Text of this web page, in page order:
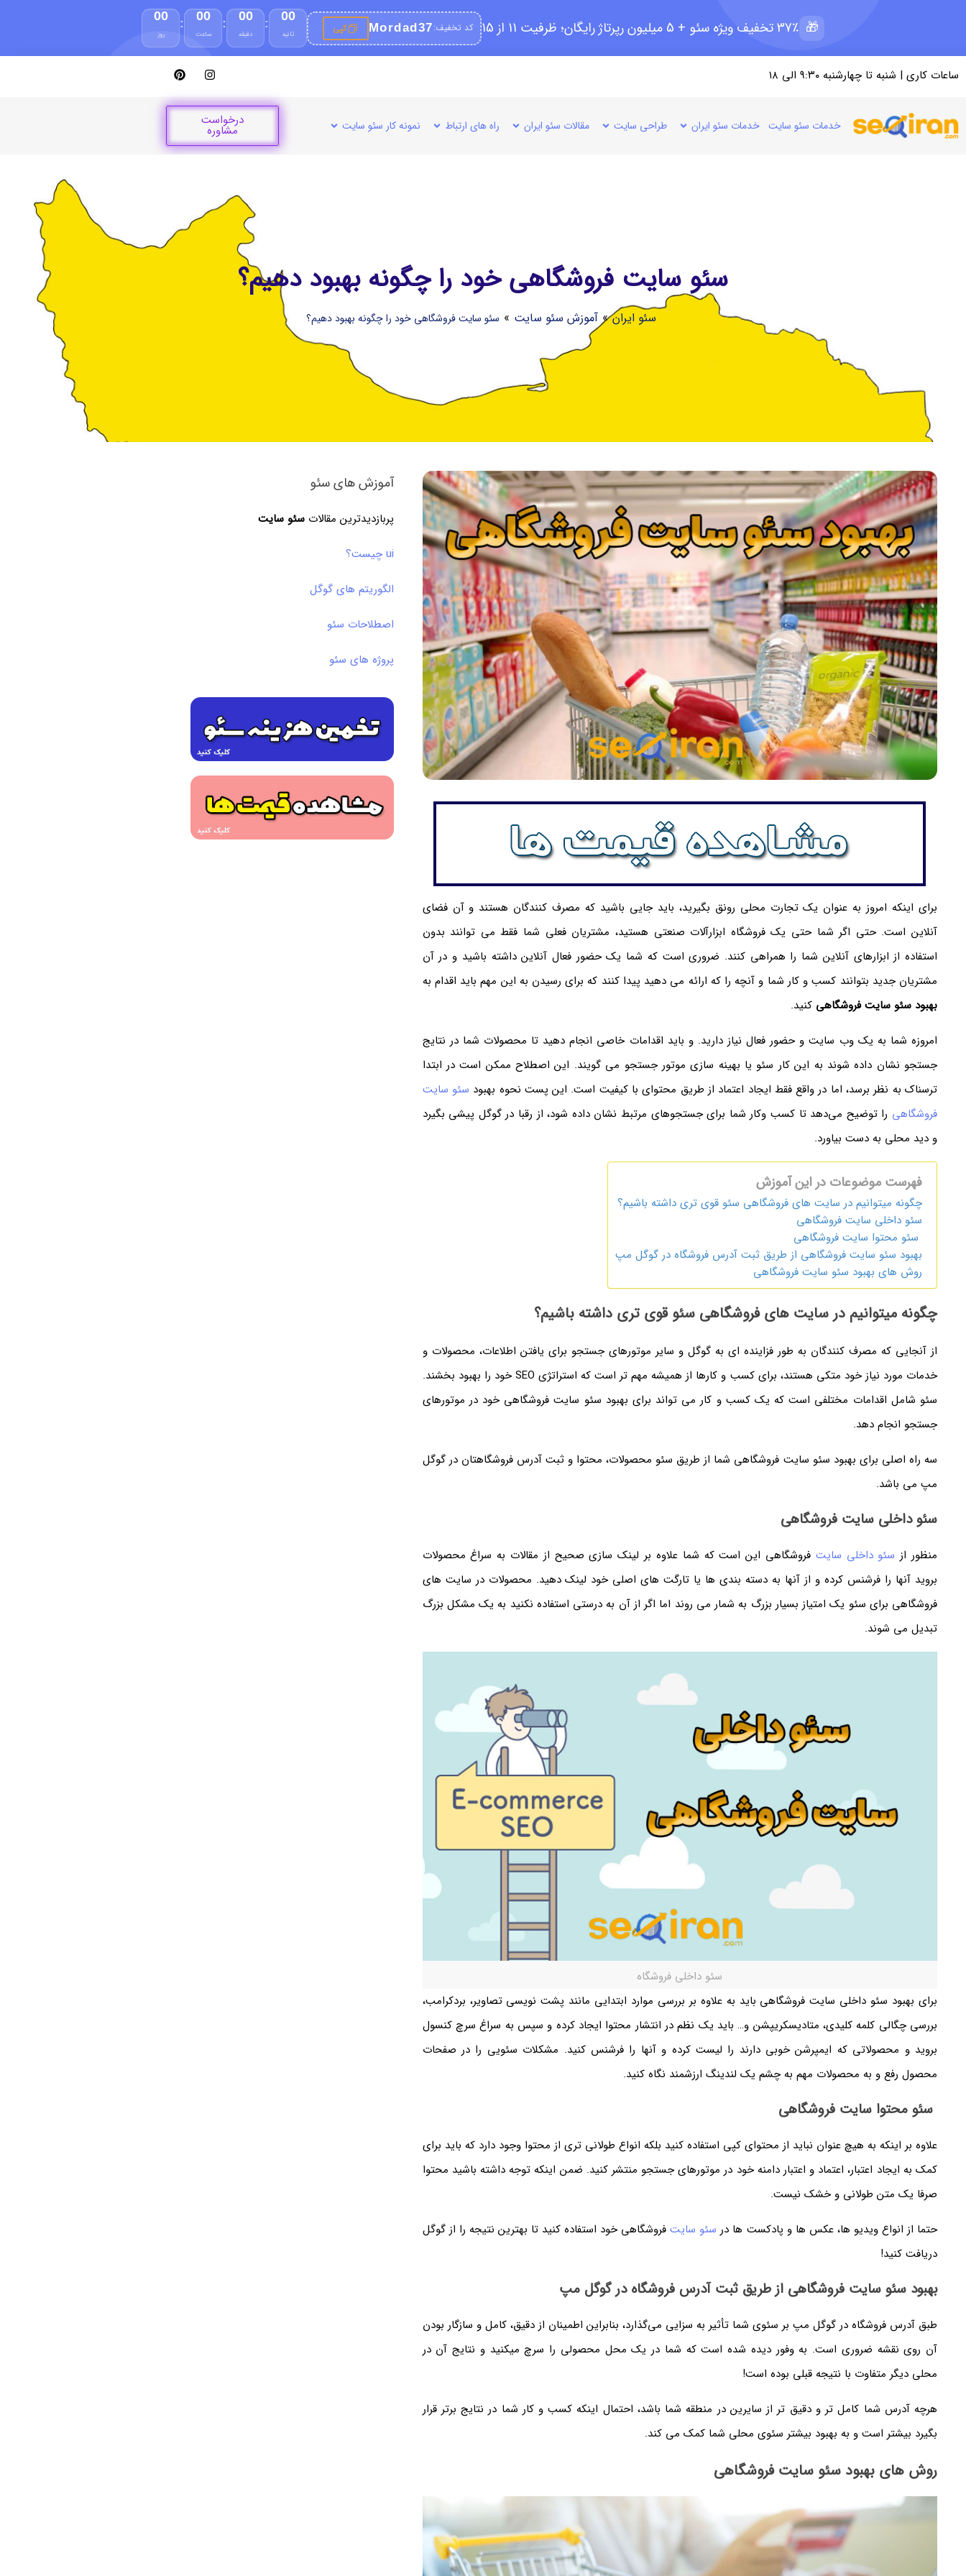
🎁 37٪ تخفیف ویژه سئو + 5 میلیون رپرتاژ رایگان؛ ظرفیت 11 از 15 کد تخفیف:Mordad37 کپی
00
روز
:
00
ساعت
:
00
دقیقه
:
00
ثانیه
ساعات کاری | شنبه تا چهارشنبه ۹:۳۰ الی ۱۸
خدمات سئو سایت خدمات سئو ایران طراحی سایت مقالات سئو ایران راه های ارتباط نمونه کار سئو سایت درخواست
مشاوره
سئو سایت فروشگاهی خود را چگونه بهبود دهیم؟
سئو ایران » آموزش سئو سایت » سئو سایت فروشگاهی خود را چگونه بهبود دهیم؟
برای اینکه امروز به عنوان یک تجارت محلی رونق بگیرید، باید جایی باشید که مصرف کنندگان هستند و آن فضای
آنلاین است. حتی اگر شما حتی یک فروشگاه ابزارآلات صنعتی هستید، مشتریان فعلی شما فقط می توانند بدون
استفاده از ابزارهای آنلاین شما را همراهی کنند. ضروری است که شما یک حضور فعال آنلاین داشته باشید و در آن
مشتریان جدید بتوانند کسب و کار شما و آنچه را که ارائه می دهید پیدا کنند که برای رسیدن به این مهم باید اقدام به
بهبود سئو سایت فروشگاهی کنید.
امروزه شما به یک وب سایت و حضور فعال نیاز دارید. و باید اقدامات خاصی انجام دهید تا محصولات شما در نتایج
جستجو نشان داده شوند به این کار سئو یا بهینه سازی موتور جستجو می گویند. این اصطلاح ممکن است در ابتدا
ترسناک به نظر برسد، اما در واقع فقط ایجاد اعتماد از طریق محتوای با کیفیت است. این پست نحوه بهبود سئو سایت
فروشگاهی را توضیح می‌دهد تا کسب‌ وکار شما برای جستجوهای مرتبط نشان داده شود، از رقبا در گوگل پیشی بگیرد
و دید محلی به دست بیاورد.
فهرست موضوعات در این آموزش
چگونه میتوانیم در سایت های فروشگاهی سئو قوی تری داشته باشیم؟
سئو داخلی سایت فروشگاهی
سئو محتوا سایت فروشگاهی
بهبود سئو سایت فروشگاهی از طریق ثبت آدرس فروشگاه در گوگل مپ
روش های بهبود سئو سایت فروشگاهی
چگونه میتوانیم در سایت های فروشگاهی سئو قوی تری داشته باشیم؟
از آنجایی که مصرف کنندگان به طور فزاینده ای به گوگل و سایر موتورهای جستجو برای یافتن اطلاعات، محصولات و
خدمات مورد نیاز خود متکی هستند، برای کسب و کارها از همیشه مهم تر است که استراتژی SEO خود را بهبود بخشند.
سئو شامل اقدامات مختلفی است که یک کسب و کار می تواند برای بهبود سئو سایت فروشگاهی خود در موتورهای
جستجو انجام دهد.
سه راه اصلی برای بهبود سئو سایت فروشگاهی شما از طریق سئو محصولات، محتوا و ثبت آدرس فروشگاهتان در گوگل
مپ می باشد.
سئو داخلی سایت فروشگاهی
منظور از سئو داخلی سایت فروشگاهی این است که شما علاوه بر لینک سازی صحیح از مقالات به سراغ محصولات
بروید آنها را فرشنس کرده و از آنها به دسته بندی ها یا تارگت های اصلی خود لینک دهید. محصولات در سایت های
فروشگاهی برای سئو یک امتیاز بسیار بزرگ به شمار می روند اما اگر از آن به درستی استفاده نکنید به یک مشکل بزرگ
تبدیل می شوند.
سئو داخلی فروشگاه
برای بهبود سئو داخلی سایت فروشگاهی باید به علاوه بر بررسی موارد ابتدایی مانند پشت نویسی تصاویر، بردکرامب،
بررسی چگالی کلمه کلیدی، متادیسکریپشن و… باید یک نظم در انتشار محتوا ایجاد کرده و سپس به سراغ سرچ کنسول
بروید و محصولاتی که ایمپرشن خوبی دارند را لیست کرده و آنها را فرشنس کنید. مشکلات سئویی را در صفحات
محصول رفع و به محصولات مهم به چشم یک لندینگ ارزشمند نگاه کنید.
سئو محتوا سایت فروشگاهی
علاوه بر اینکه به هیچ عنوان نباید از محتوای کپی استفاده کنید بلکه انواع طولانی تری از محتوا وجود دارد که باید برای
کمک به ایجاد اعتبار، اعتماد و اعتبار دامنه خود در موتورهای جستجو منتشر کنید. ضمن اینکه توجه داشته باشید محتوا
صرفا یک متن طولانی و خشک نیست.
حتما از انواع ویدیو ها، عکس ها و پادکست ها در سئو سایتفروشگاهی خود استفاده کنید تا بهترین نتیجه را از گوگل
دریافت کنید!
بهبود سئو سایت فروشگاهی از طریق ثبت آدرس فروشگاه در گوگل مپ
طبق آدرس فروشگاه در گوگل مپ بر سئوی شما تأثیر به سزایی می‌گذارد، بنابراین اطمینان از دقیق، کامل و سازگار بودن
آن‌ روی نقشه ضروری است. به وفور دیده شده است که شما در یک محل محصولی را سرچ میکنید و نتایج آن در
محلی دیگر متفاوت با نتیجه قبلی بوده است!
هرچه آدرس شما کامل تر و دقیق تر از سایرین در منطقه شما باشد، احتمال اینکه کسب و کار شما در نتایج برتر قرار
بگیرد بیشتر است و به بهبود بیشتر سئوی محلی شما کمک می کند.
روش های بهبود سئو سایت فروشگاهی
آموزش های سئو
پربازدیدترین مقالاتسئو سایت
ui چیست؟
الگوریتم های گوگل
اصطلاحات سئو
پروژه های سئو